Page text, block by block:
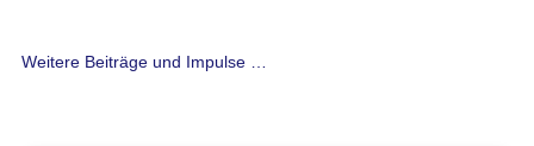
Weitere Beiträge und Impulse …